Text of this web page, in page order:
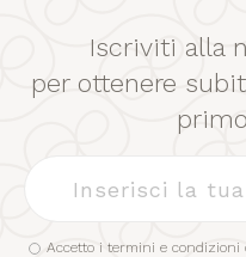
Iscriviti alla
per ottenere
Accetto i termini e condizioni